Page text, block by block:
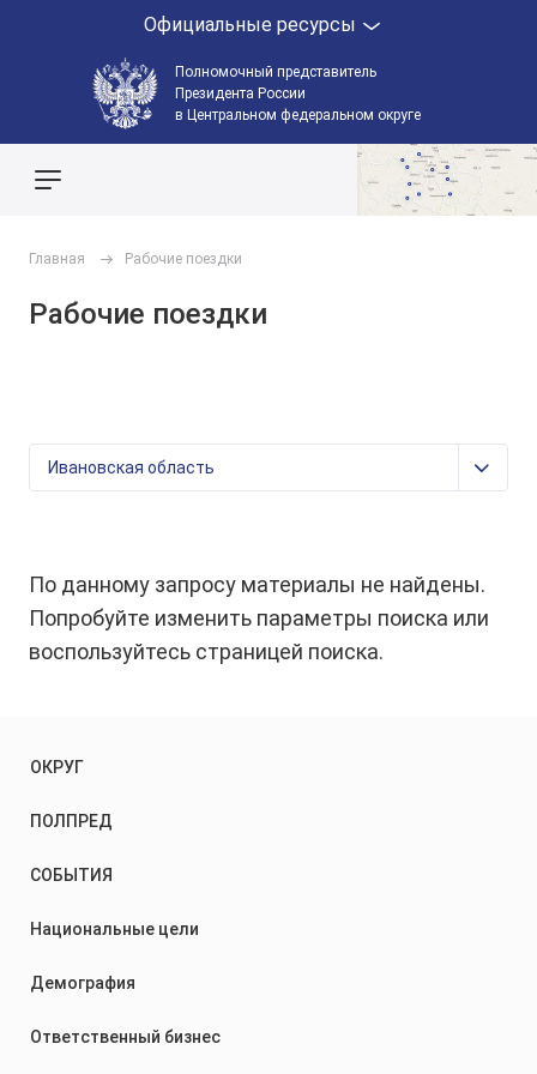
Полномочный представитель
Президента России
в Центральном федеральном округе
Официальные ресурсы
Главная Рабочие поездки
Рабочие поездки
По данному запросу материалы не найдены.
Попробуйте изменить параметры поиска или
воспользуйтесь страницей поиска.
ОКРУГ
ПОЛПРЕД
СОБЫТИЯ
Национальные цели
Демография
Ответственный бизнес